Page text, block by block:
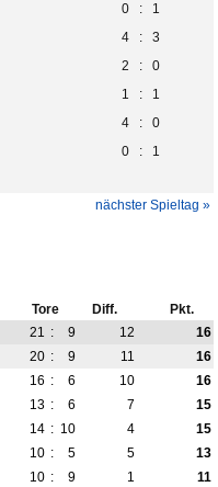
0 :
1
4 :
3
2 :
0
1 :
1
4 :
0
0 : 1
nächster Spieltag »
Tore Diff.
Pkt.
21 : 9 12
16
20 : 9 11
16
16 : 6 10
16
13 : 6 7
15
14 : 10 4
15
10 : 5 5
13
10 : 9 1
11